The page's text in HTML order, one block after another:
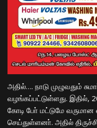
அதில்…. நாடு முழுவதும்
வழங்கப்பட்டுள்ளது. இதில்,
கோடி போ் மட்டுமே வருமான
செய்துள்ளனா். அதில்